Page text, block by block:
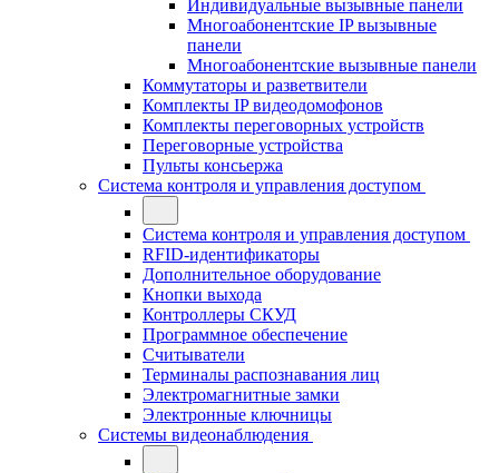
Индивидуальные вызывные панели
Многоабонентские IP вызывные
панели
Многоабонентские вызывные панели
Коммутаторы и разветвители
Комплекты IP видеодомофонов
Комплекты переговорных устройств
Переговорные устройства
Пульты консьержа
Система контроля и управления доступом
Система контроля и управления доступом
RFID-идентификаторы
Дополнительное оборудование
Кнопки выхода
Контроллеры СКУД
Программное обеспечение
Считыватели
Терминалы распознавания лиц
Электромагнитные замки
Электронные ключницы
Системы видеонаблюдения